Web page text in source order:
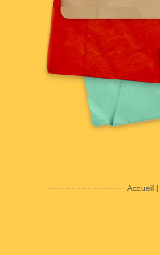
Accueil|